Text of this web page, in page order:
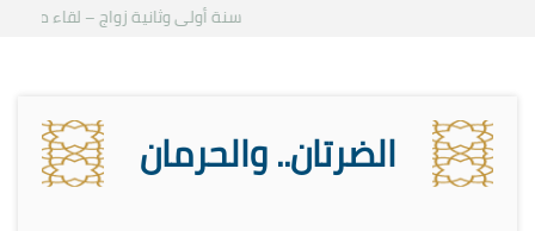
سنة أولى وثانية زواج – لقاء مع
الضرتان.. والحرمان